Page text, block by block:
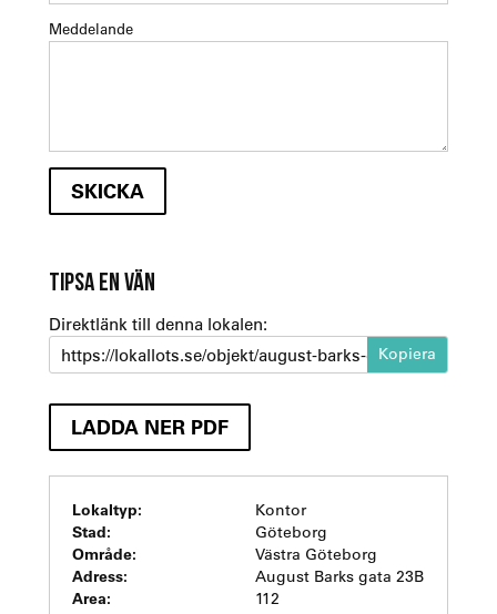
Meddelande
TIPSA EN VÄN
Direktlänk till denna lokalen:
https://lokallots.se/objekt/august-barks-gata-23b-1-1
LADDA NER PDF
Lokaltyp: Kontor
Stad: Göteborg
Område: Västra Göteborg
Adress: August Barks gata 23B
Area: 112